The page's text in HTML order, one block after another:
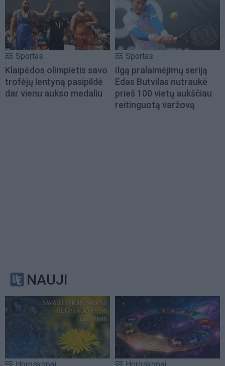
Sportas
Klaipėdos olimpietis savo
trofėjų lentyną pasipildė
dar vienu aukso medaliu
Sportas
Ilgą pralaimėjimų seriją
Edas Butvilas nutraukė
prieš 100 vietų aukščiau
reitinguotą varžovą
NAUJI